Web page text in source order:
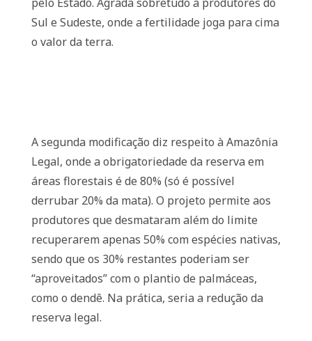
Sul e Sudeste, onde a fertilidade joga para cima
o valor da terra.
A segunda modificação diz respeito à Amazônia
Legal, onde a obrigatoriedade da reserva em
áreas florestais é de 80% (só é possível
derrubar 20% da mata). O projeto permite aos
produtores que desmataram além do limite
recuperarem apenas 50% com espécies nativas,
sendo que os 30% restantes poderiam ser
“aproveitados” com o plantio de palmáceas,
como o dendê. Na prática, seria a redução da
reserva legal.